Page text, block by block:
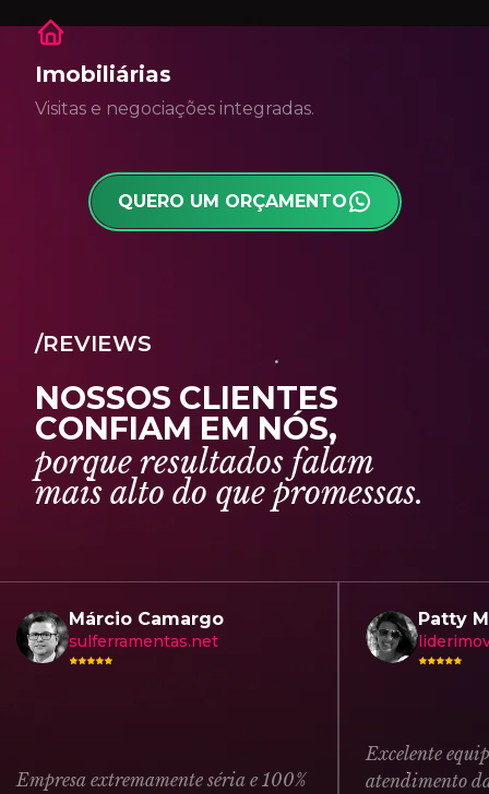
Imobiliárias
Visitas e negociações integradas.
QUERO UM ORÇAMENTO
/REVIEWS
NOSSOS CLIENTES
CONFIAM EM NÓS,
porqueresultados falam
maisalto do que promessas.
Márcio Camargo
sulferramentas.net
extremamente séria e 100%
Patty Miller
Excelente equipe.
atendimento da